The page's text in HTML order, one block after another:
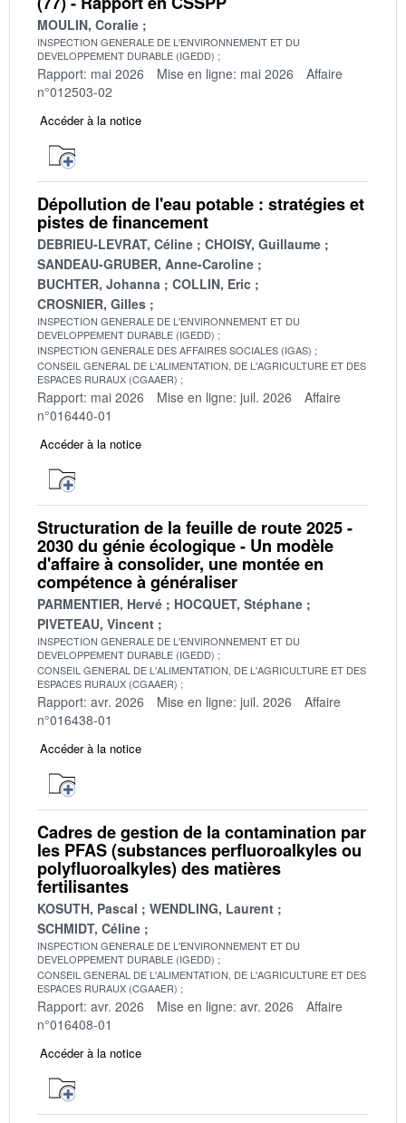
MOULIN, Coralie
INSPECTION GENERALE DE L'ENVIRONNEMENT ET DU
DEVELOPPEMENT DURABLE (IGEDD)
Rapport: mai 2026 Mise en ligne: mai 2026
Affaire
n°012503-02
Accéder à la notice
Dépollution de l'eau potable : stratégies et
pistes de financement
DEBRIEU-LEVRAT, Céline
CHOISY, Guillaume
SANDEAU-GRUBER, Anne-Caroline
BUCHTER, Johanna
COLLIN, Eric
CROSNIER, Gilles
INSPECTION GENERALE DE L'ENVIRONNEMENT ET DU
DEVELOPPEMENT DURABLE (IGEDD)
INSPECTION GENERALE DES AFFAIRES SOCIALES (IGAS)
CONSEIL GENERAL DE L'ALIMENTATION, DE L'AGRICULTURE ET DES
ESPACES RURAUX (CGAAER)
Rapport: mai 2026 Mise en ligne: juil. 2026
Affaire
n°016440-01
Accéder à la notice
Structuration de la feuille de route 2025 -
2030 du génie écologique - Un modèle
d'affaire à consolider, une montée en
compétence à généraliser
PARMENTIER, Hervé
HOCQUET, Stéphane
PIVETEAU, Vincent
INSPECTION GENERALE DE L'ENVIRONNEMENT ET DU
DEVELOPPEMENT DURABLE (IGEDD)
CONSEIL GENERAL DE L'ALIMENTATION, DE L'AGRICULTURE ET DES
ESPACES RURAUX (CGAAER)
Rapport: avr. 2026 Mise en ligne: juil. 2026
Affaire
n°016438-01
Accéder à la notice
Cadres de gestion de la contamination par
les PFAS (substances perfluoroalkyles ou
polyfluoroalkyles) des matières
fertilisantes
KOSUTH, Pascal
WENDLING, Laurent
SCHMIDT, Céline
INSPECTION GENERALE DE L'ENVIRONNEMENT ET DU
DEVELOPPEMENT DURABLE (IGEDD)
CONSEIL GENERAL DE L'ALIMENTATION, DE L'AGRICULTURE ET DES
ESPACES RURAUX (CGAAER)
Rapport: avr. 2026 Mise en ligne: avr. 2026
Affaire
n°016408-01
Accéder à la notice